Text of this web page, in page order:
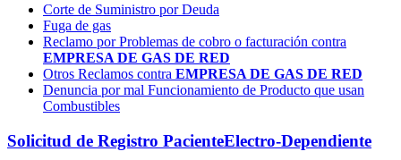
Corte de Suministro por Deuda
Fuga de gas
Reclamo por Problemas de cobro o facturación contra
EMPRESA DE GAS DE RED
Otros Reclamos contra EMPRESA DE GAS DE RED
Denuncia por mal Funcionamiento de Producto que usan
Combustibles
Solicitud de Registro PacienteElectro-Dependiente